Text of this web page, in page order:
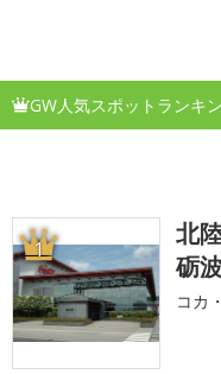
GW人気スポットランキ
1
北
砺
コカ